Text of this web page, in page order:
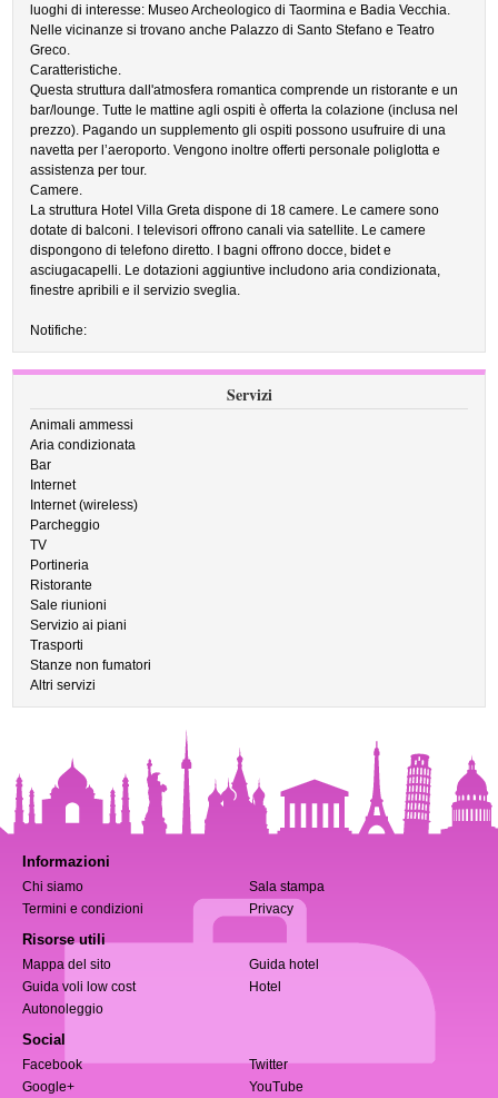
luoghi di interesse: Museo Archeologico di Taormina e Badia Vecchia.
Nelle vicinanze si trovano anche Palazzo di Santo Stefano e Teatro
Greco.
Caratteristiche.
Questa struttura dall'atmosfera romantica comprende un ristorante e un
bar/lounge. Tutte le mattine agli ospiti è offerta la colazione (inclusa nel
prezzo). Pagando un supplemento gli ospiti possono usufruire di una
navetta per l’aeroporto. Vengono inoltre offerti personale poliglotta e
assistenza per tour.
Camere.
La struttura Hotel Villa Greta dispone di 18 camere. Le camere sono
dotate di balconi. I televisori offrono canali via satellite. Le camere
dispongono di telefono diretto. I bagni offrono docce, bidet e
asciugacapelli. Le dotazioni aggiuntive includono aria condizionata,
finestre apribili e il servizio sveglia.
Notifiche:
Servizi
Animali ammessi
Aria condizionata
Bar
Internet
Internet (wireless)
Parcheggio
TV
Portineria
Ristorante
Sale riunioni
Servizio ai piani
Trasporti
Stanze non fumatori
Altri servizi
Informazioni
Chi siamo
Sala stampa
Termini e condizioni
Privacy
Risorse utili
Mappa del sito
Guida hotel
Guida voli low cost
Hotel
Autonoleggio
Social
Facebook
Twitter
Google+
YouTube